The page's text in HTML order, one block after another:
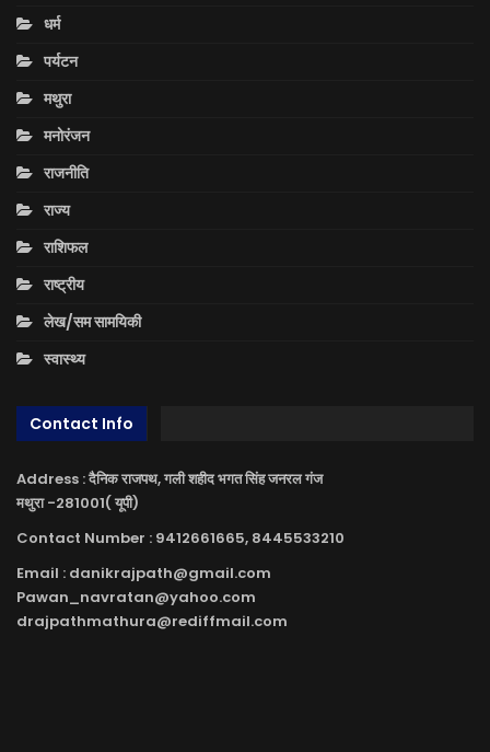
धर्म
पर्यटन
मथुरा
मनोरंजन
राजनीति
राज्य
राशिफल
राष्ट्रीय
लेख/सम सामयिकी
स्वास्थ्य
Contact Info
Address : दैनिक राजपथ, गली शहीद भगत सिंह जनरल गंज
मथुरा -281001( यूपी)
Contact Number : 9412661665, 8445533210
Email : danikrajpath@gmail.com
Pawan_navratan@yahoo.com
drajpathmathura@rediffmail.com